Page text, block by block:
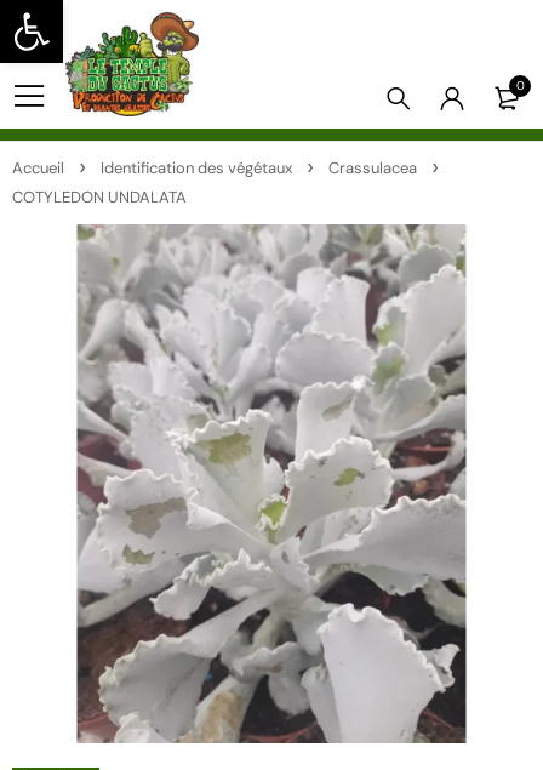
0
Accueil Identification des végétaux
Crassulacea
COTYLEDON UNDALATA
Ouvrir la barre d’outils